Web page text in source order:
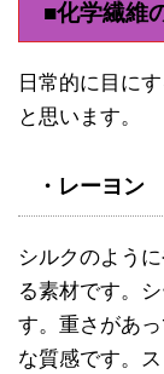
■化学繊維
日常的に目に
と思います。
・レーヨン
シルクのよう
る素材です。
す。重さがあ
な質感です。